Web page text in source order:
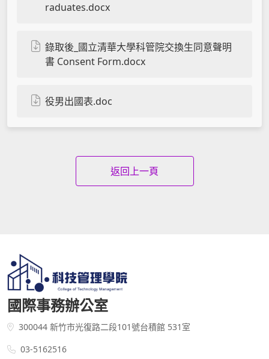
raduates.docx
錄取後_國立清華大學科管院交換生同意聲明
書 Consent Form.docx
役男出國表.doc
返回上一頁
國際事務辦公室
300044 新竹市光復路二段101號台積館 531室
03-5162516